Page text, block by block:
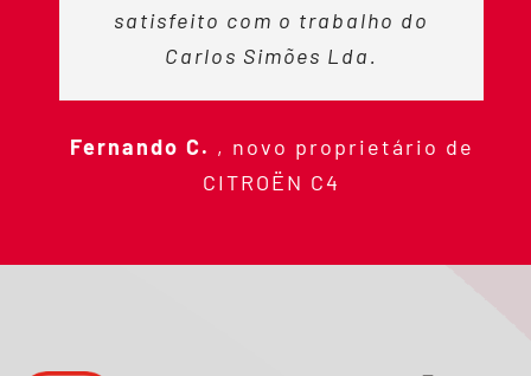
satisfeito com o trabalho do
Carlos Simões Lda.
Fernando C. , novo proprietário de
CITROËN C4